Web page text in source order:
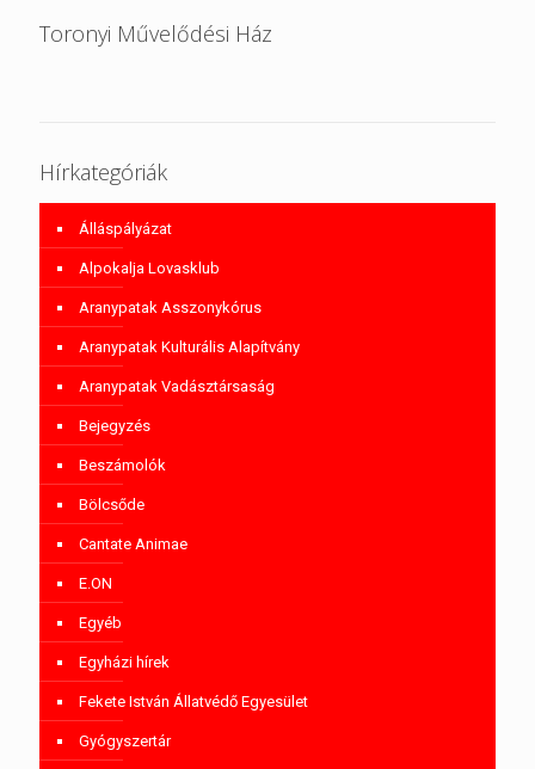
Toronyi Művelődési Ház
Hírkategóriák
Álláspályázat
Alpokalja Lovasklub
Aranypatak Asszonykórus
Aranypatak Kulturális Alapítvány
Aranypatak Vadásztársaság
Bejegyzés
Beszámolók
Bölcsőde
Cantate Animae
E.ON
Egyéb
Egyházi hírek
Fekete István Állatvédő Egyesület
Gyógyszertár